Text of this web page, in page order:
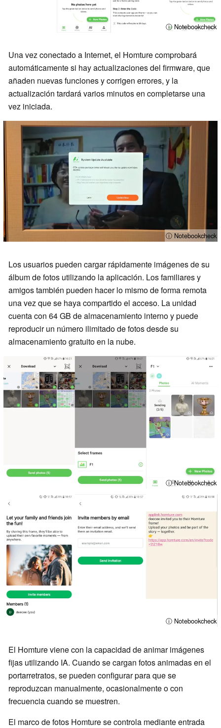
ⓘ Notebookcheck
Una vez conectado a Internet, el Homture comprobará
automáticamente si hay actualizaciones del firmware, que
añaden nuevas funciones y corrigen errores, y la
actualización tardará varios minutos en completarse una
vez iniciada.
ⓘ Notebookcheck
Los usuarios pueden cargar rápidamente imágenes de su
álbum de fotos utilizando la aplicación. Los familiares y
amigos también pueden hacer lo mismo de forma remota
una vez que se haya compartido el acceso. La unidad
cuenta con 64 GB de almacenamiento interno y puede
reproducir un número ilimitado de fotos desde su
almacenamiento gratuito en la nube.
ⓘ Notebookcheck
ⓘ Notebookcheck
El Homture viene con la capacidad de animar imágenes
fijas utilizando IA. Cuando se cargan fotos animadas en el
portarretratos, se pueden configurar para que se
reproduzcan manualmente, ocasionalmente o con
frecuencia cuando se muestren.
El marco de fotos Homture se controla mediante entrada